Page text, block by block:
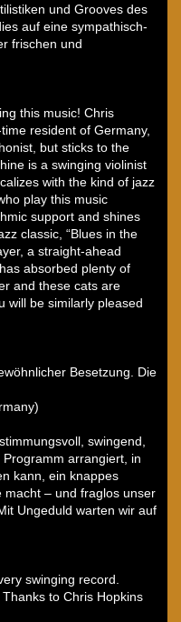
und Grooves des
auf eine sympathisch-
frischen und
this music! Chris
resident of Germany,
but sticks to the
is a swinging violinist
with the kind of jazz
play this music
support and shines
classic, “Blues in the
a straight-ahead
absorbed plenty of
and these cats are
will be similarly pleased
Besetzung. Die
swingend,
arrangiert, in
kann, ein knappes
– und fraglos unser
Ungeduld warten wir auf
swinging record.
to Chris Hopkins